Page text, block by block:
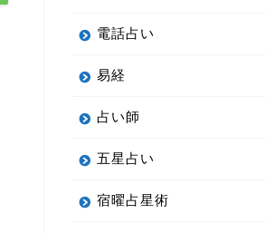
電話占い
易経
占い師
五星占い
宿曜占星術